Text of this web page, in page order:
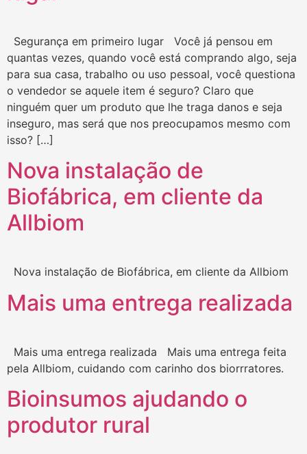
Segurança em primeiro lugar Você já pensou em
quantas vezes, quando você está comprando algo, seja
para sua casa, trabalho ou uso pessoal, você questiona
o vendedor se aquele item é seguro? Claro que
ninguém quer um produto que lhe traga danos e seja
inseguro, mas será que nos preocupamos mesmo com
isso? […]
Nova instalação de
Biofábrica, em cliente da
Allbiom
Nova instalação de Biofábrica, em cliente da Allbiom
Mais uma entrega realizada
Mais uma entrega realizada Mais uma entrega feita
pela Allbiom, cuidando com carinho dos biorrratores.
Bioinsumos ajudando o
produtor rural